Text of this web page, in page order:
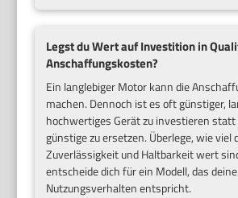
Legst du Wert auf Investition in
Anschaffungskosten?
Ein langlebiger Motor kann die
machen. Dennoch ist es oft günstiger,
hochwertiges Gerät zu investieren
günstige zu ersetzen. Überlege, wie viel
Zuverlässigkeit und Haltbarkeit wert
entscheide dich für ein Modell, das
Nutzungsverhalten entspricht.